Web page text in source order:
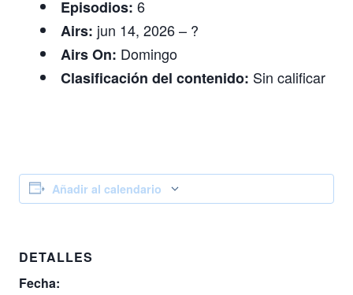
Episodios: 6
Airs: jun 14, 2026 – ?
Airs On: Domingo
Clasificación del contenido: Sin calificar
Añadir al calendario
DETALLES
Fecha: